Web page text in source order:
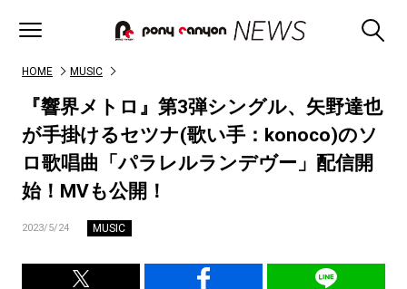
HOME MUSIC
『響界メトロ』第3弾シングル、矢野達也
が手掛けるセツナ(歌い手：konoco)のソ
ロ歌唱曲「パラレルランデヴー」配信開
始！MVも公開！
2023/5/24 MUSIC